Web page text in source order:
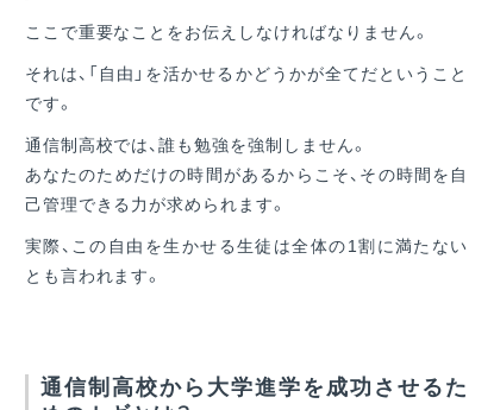
ここで重要なことをお伝えしなければなりません。
それは、「自由」を活かせるかどうかが全てだということ
です。
通信制高校では、誰も勉強を強制しません。
あなたのためだけの時間があるからこそ、その時間を自
己管理できる力が求められます。
実際、この自由を生かせる生徒は全体の1割に満たない
とも言われます。
通信制高校から大学進学を成功させるた